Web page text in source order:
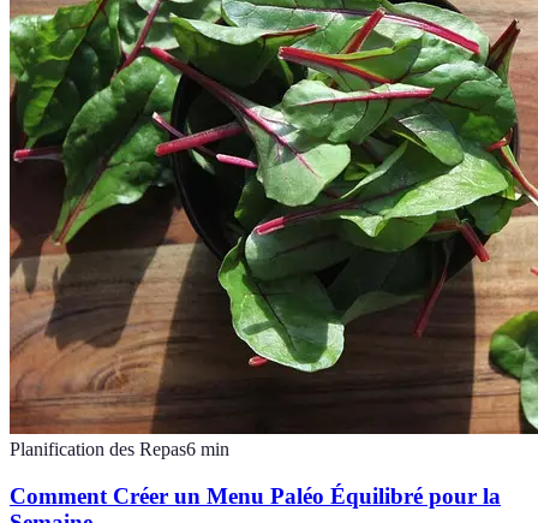
Planification des Repas6 min
Comment Créer un Menu Paléo Équilibré pour la